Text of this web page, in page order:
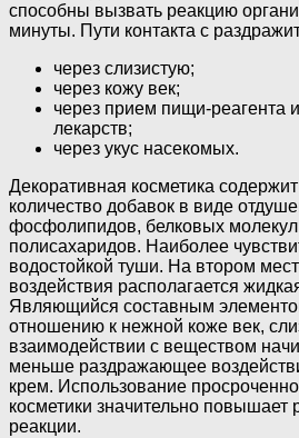
способны вызвать реакцию
минуты. Пути контакта с
через слизистую;
через кожу век;
через прием пищи-реагента
лекарств;
через укус насекомых.
Декоративная косметика
количество добавок в виде
фосфолипидов, белковых
полисахаридов. Наиболее
водостойкой туши. На втором
воздействия располагается
Являющийся составным
отношению к нежной коже век,
взаимодействии с веществом
меньше раздражающее
крем. Использование
косметики значительно повышает
реакции.